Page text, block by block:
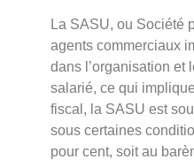
La SASU, ou Société
agents commerciaux
dans l’organisation et
salarié, ce qui
fiscal, la SASU est
sous certaines
pour cent, soit au